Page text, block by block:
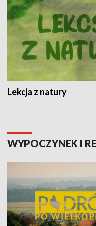
Lekcja z natury
WYPOCZYNEK I